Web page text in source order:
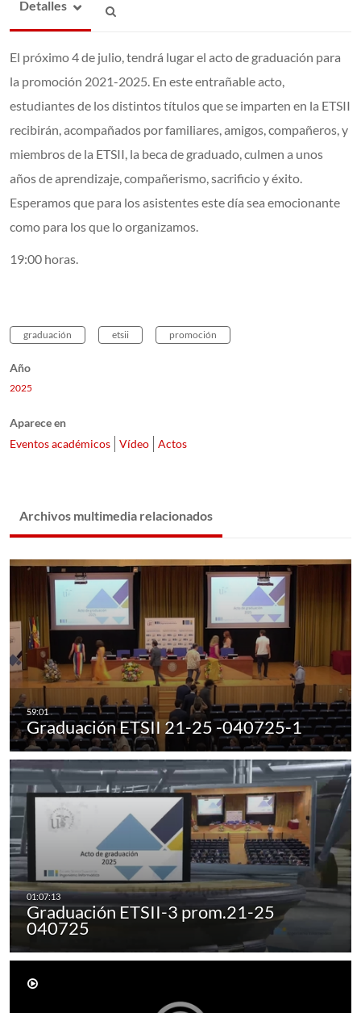
Detalles
El próximo 4 de julio, tendrá lugar el acto de graduación para
la promoción 2021-2025. En este entrañable acto,
estudiantes de los distintos títulos que se imparten en la ETSII
recibirán, acompañados por familiares, amigos, compañeros, y
miembros de la ETSII, la beca de graduado, culmen a unos
años de aprendizaje, compañerismo, sacrificio y éxito.
Esperamos que para los asistentes este día sea emocionante
como para los que lo organizamos.
19:00 horas.
graduación etsii promoción
Año
2025
Aparece en
Eventos académicos
Vídeo Actos
Archivos multimedia relacionados
Graduación ETSII 21-25 -040725-1
Graduación ETSII-3 prom.21-25
040725